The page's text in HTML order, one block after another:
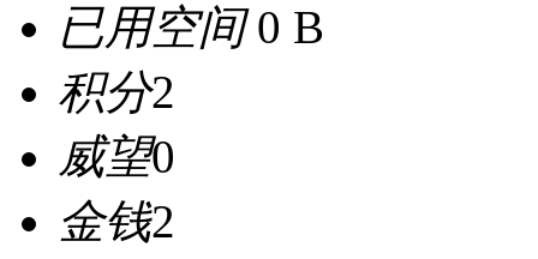
已用空间0 B
积分2
威望0
金钱2